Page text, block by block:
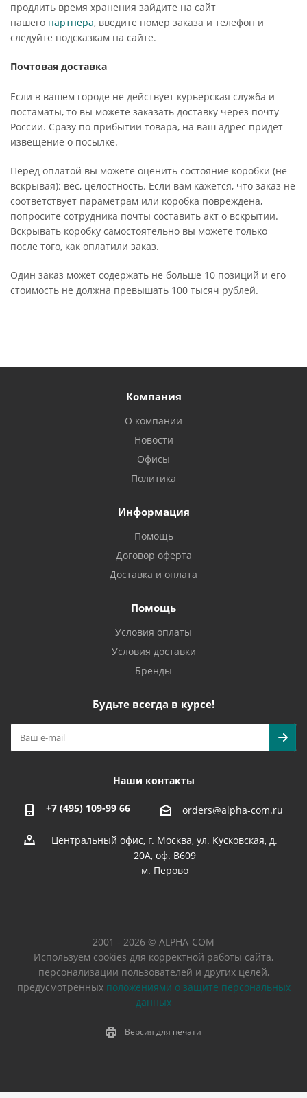
продлить время хранения зайдите на сайт
нашего партнера, введите номер заказа и телефон и
следуйте подсказкам на сайте.
Почтовая доставка
Если в вашем городе не действует курьерская служба и
постаматы, то вы можете заказать доставку через почту
России. Сразу по прибытии товара, на ваш адрес придет
извещение о посылке.
Перед оплатой вы можете оценить состояние коробки (не
вскрывая): вес, целостность. Если вам кажется, что заказ не
соответствует параметрам или коробка повреждена,
попросите сотрудника почты составить акт о вскрытии.
Вскрывать коробку самостоятельно вы можете только
после того, как оплатили заказ.
Один заказ может содержать не больше 10 позиций и его
стоимость не должна превышать 100 тысяч рублей.
Компания
О компании
Новости
Офисы
Политика
Информация
Помощь
Договор оферта
Доставка и оплата
Помощь
Условия оплаты
Условия доставки
Бренды
Будьте всегда в курсе!
Наши контакты
+7 (495) 109-99 66 orders@alpha-com.ru
Центральный офис, г. Москва, ул. Кусковская, д.
20А, оф. В609
м. Перово
2001 - 2026 © ALPHA-COM
Используем cookies для корректной работы сайта,
персонализации пользователей и других целей,
предусмотренных положениями о защите персональных
данных
Версия для печати